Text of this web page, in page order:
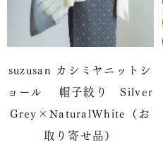
suzusan カシミヤニットシ
ョール 帽子絞り Silver
Grey×NaturalWhite（お
取り寄せ品）